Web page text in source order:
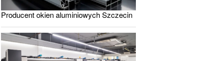
Producent okien aluminiowych Szczecin